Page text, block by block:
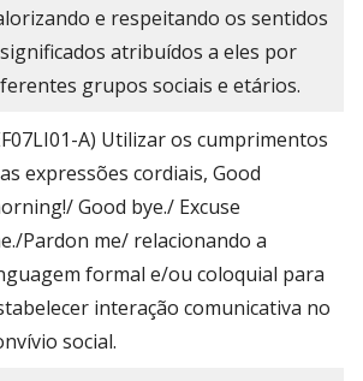
e respeitando os sentidos
atribuídos a eles por
grupos sociais e etários.
A) Utilizar os cumprimentos
expressões cordiais, Good
Good bye./ Excuse
Pardon me/ relacionando a
formal e/ou coloquial para
interação comunicativa no
social.